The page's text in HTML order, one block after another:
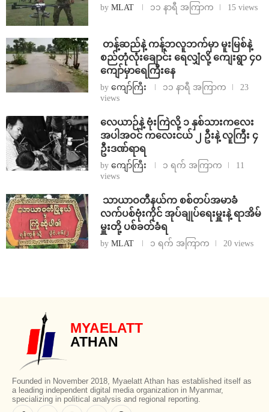
by MLAT ၁၁ နာရီ အကြာက 15 views
⁩ ⁨တန့်ဆည်နဲ့ ကန့်ဘလူဘက်မှာ မူးမြစ်နဲ့
စည်တုံလုံးချောင်း ရေလျှံလို့ ကျေးရွာ ၄၀
ကျော်မှာရေကြီးနေ
by ကျော်ကြီး ၁၁ နာရီ အကြာက
23
views
⁨လေယာဉ်နဲ့ ဗုံးကြဲလို့ ၁ နှစ်သားကလေး
အပါအဝင် ကလေးငယ် ၂ ဦးနဲ့ လူကြီး ၄
ဦးဒဏ်ရာရ
by ကျော်ကြီး ၁ ရက် အကြာက
11
views
⁩ ⁨သာယာဝတီနယ်က စစ်တပ်အမာခံ
လက်ပစ်ဗုံးကိုင် အုပ်ချုပ်ရေးမှူးနဲ့ ရာအိမ်
မှူးတို့ ပစ်ခတ်ခံရ
by MLAT ၁ ရက် အကြာက 20 views
MYAELATT
ATHAN
Founded in November 2018, Myaelatt Athan has established itself as
a leading independent digital media organization in Myanmar,
specializing in political analysis and regional reporting.